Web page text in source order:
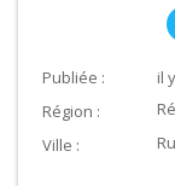
Publiée : il
Région :
Ville :